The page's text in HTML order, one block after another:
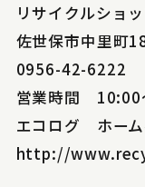
リサイクルショ
佐世保市中里町
0956-42-6222
営業時間 10:00
エコログ ホー
http://